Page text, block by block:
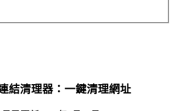
結清理器：一鍵清理網址